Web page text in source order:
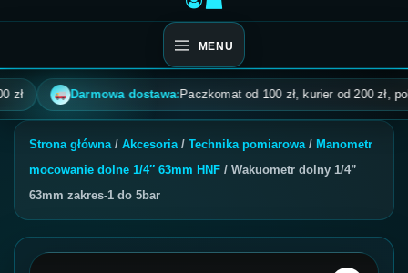
MENU
Darmowa dostawa:Paczkomat od 100 zł, kurier od 200 zł,
Strona główna/ Akcesoria/ Technika pomiarowa/ Manometr
mocowanie dolne 1/4″ 63mm HNF / Wakuometr dolny 1/4”
63mm zakres-1 do 5bar